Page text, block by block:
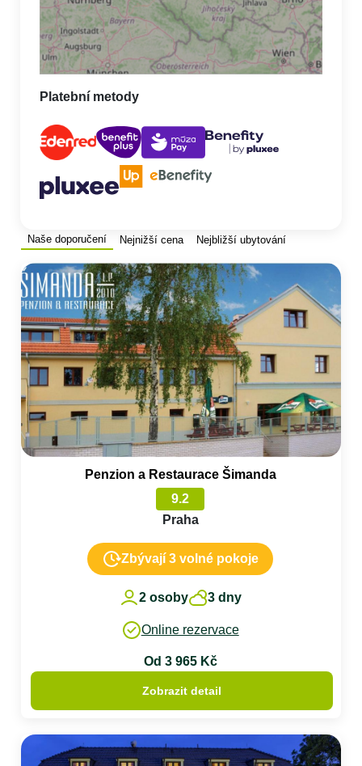
Platební metody
Naše doporučení Nejnižší cena Nejbližší ubytování
Penzion a Restaurace Šimanda
9.2
Praha
Zbývají 3 volné pokoje
2 osoby 3 dny
Online rezervace
Od 3 965 Kč
Zobrazit detail